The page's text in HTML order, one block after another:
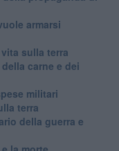
armarsi
sulla terra
carne e dei
militari
terra
della guerra e